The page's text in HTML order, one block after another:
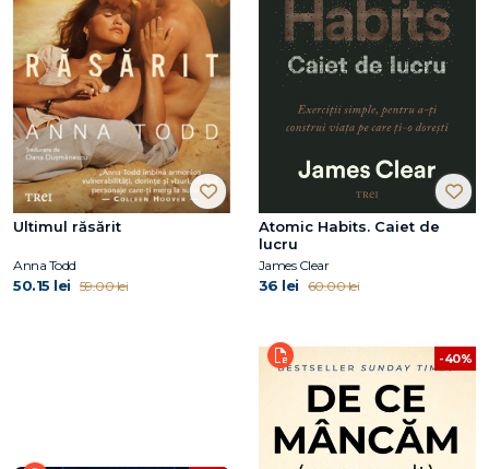
Ultimul răsărit
Anna Todd
50.15 lei 59.00 lei
Atomic Habits. Caiet de
lucru
James Clear
36 lei 60.00 lei
-40%